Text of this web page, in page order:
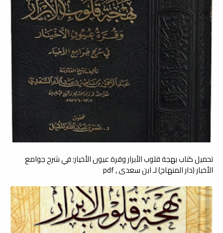
تحميل كتاب بهجة قلوب الأبرار وقرة عيون الأخيار؛ في شرح جوامع
الأخبار (دار المنهاج) لـ ابن سعدي , pdf